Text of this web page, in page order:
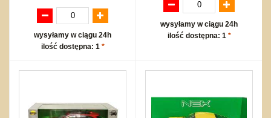
wysyłamy w ciągu 24h
ilość dostępna: 1 *
wysyłamy w ciągu 24h
ilość dostępna: 1 *